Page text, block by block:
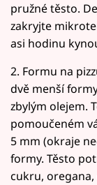
pružné těsto.
zakryjte
asi hodinu
2. Formu na
dvě menší
zbylým olejem.
pomoučeném
5 mm (okraje
formy. Těsto
cukru,